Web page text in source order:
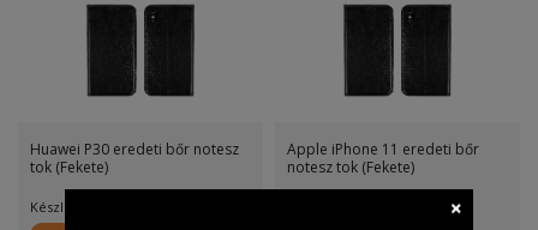
Huawei P30 eredeti bőr notesz
tok (Fekete)
Készletinfó:
Apple iPhone 11 eredeti bőr
notesz tok (Fekete)